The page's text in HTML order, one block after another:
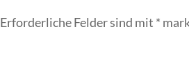
Erforderliche Felder sind mit *